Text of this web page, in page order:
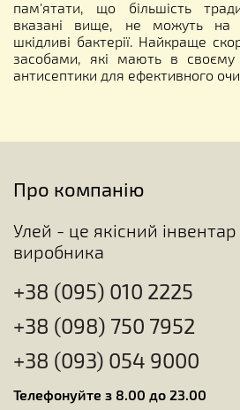
пам'ятати, що більшість
вказані вище, не можуть на
шкідливі бактерії. Найкраще
засобами, які мають в своєму
антисептики для ефективного
Про компанію
Улей - це якісний
виробника
+38 (095) 010 2225
+38 (098) 750 7952
+38 (093) 054 9000
Телефонуйте з 8.00 до 23.00